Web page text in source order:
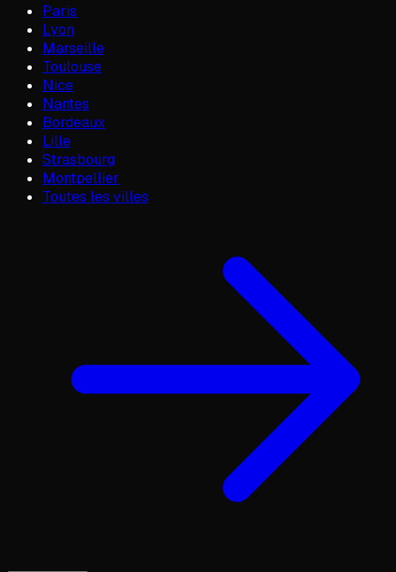
Paris
Lyon
Marseille
Toulouse
Nice
Nantes
Bordeaux
Lille
Strasbourg
Montpellier
Toutes les villes